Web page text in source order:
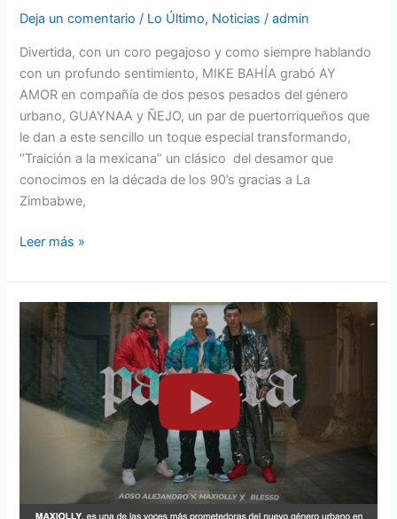
Deja un comentario / Lo Último, Noticias /admin
Divertida, con un coro pegajoso y como siempre hablando
con un profundo sentimiento, MIKE BAHÍA grabó AY
AMOR en compañía de dos pesos pesados del género
urbano, GUAYNAA y ÑEJO, un par de puertorriqueños que
le dan a este sencillo un toque especial transformando,
“Traición a la mexicana” un clásico del desamor que
conocimos en la década de los 90’s gracias a La
Zimbabwe,
Leer más »
MAXIOLLY
BLESSD
ADSO
PARCERA